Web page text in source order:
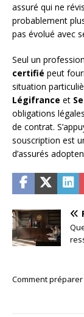
assuré qui ne
probablement
pas évolué avec
Seul un
certifié peut
situation
Légifrance et
obligations
de contrat.
souscription est
d’assurés
Comment